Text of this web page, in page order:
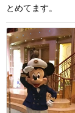
とめてます。